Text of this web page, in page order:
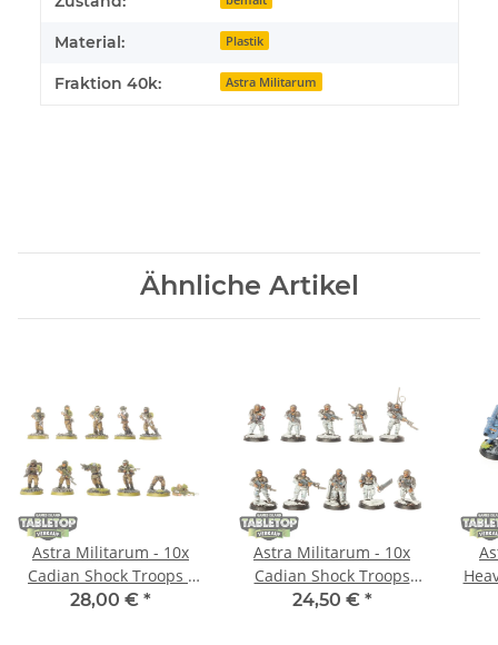
Material: Plastik
Fraktion 40k: Astra Militarum
Ähnliche Artikel
Astra Militarum - 10x
Cadian Shock Troops -
bemalt
28,00 € *
Astra Militarum - 10x
Cadian Shock Troops
klassisch - bemalt
24,50 € *